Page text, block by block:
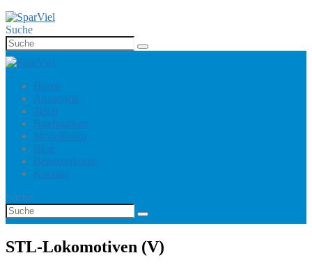
Suche
Home
Aquaristik
Teich
Briefmarken
Modellbahn
Blog
Benutzerkonto
Kontakt
Suche
STL-Lokomotiven (V)